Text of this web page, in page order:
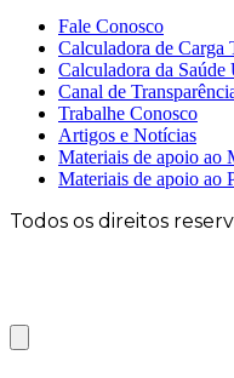
Fale Conosco
Calculadora de Carga
Calculadora da
Canal de
Trabalhe Conosco
Artigos e Notícias
Materiais de apoio ao
Materiais de apoio ao
Todos os direitos